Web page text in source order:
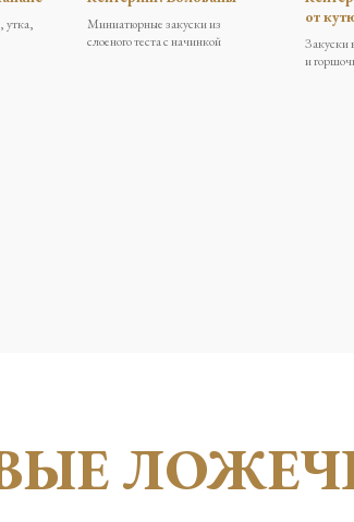
утка,
Миниатюрные закуски из
слоеного теста с начинкой
от
Закуски
и